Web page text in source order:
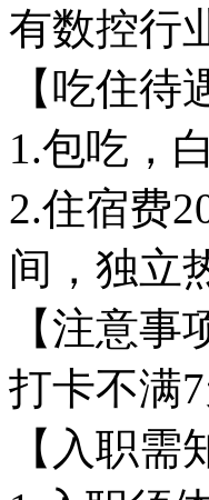
有数控行
【吃住待
1.包吃，
2.住宿费
间，独立
【注意事
打卡不满
【入职需